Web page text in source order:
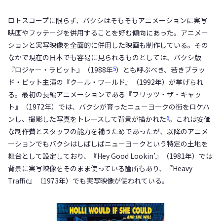
ロトスコープに限らず、バクシはそもそもアニメーションに実写
映画やフッテージを併用することを好む傾向にあった。アニメー
ションと実写映像を全面的に併用した映画も制作している。その
なかで現在の日本でも容易に見られるものとしては、バクシ版
『ロジャー・ラビット』（1988年5）とも呼ぶべき、若きブラッ
ド・ピット主演の『クール・ワールド』（1992年）が挙げられ
る。最初の長編アニメーションである『フリッツ・ザ・キャッ
ト』（1972年）では、バクシが育ったニューヨークの街をロケハ
ンし、撮影した写真をトレースして背景が描かれた6。これは安価
な制作費とスタッフの能力を補うためであったが、以降のアニメ
ーションでもバクシはしばしばニューヨークという特定の土地を
舞台として設定しており、『Hey Good Lookin’』（1981年）では
背景に実写映像をそのまま使っている箇所もあり、『Heavy
Traffic』（1973年）でも実写映像が使われている。